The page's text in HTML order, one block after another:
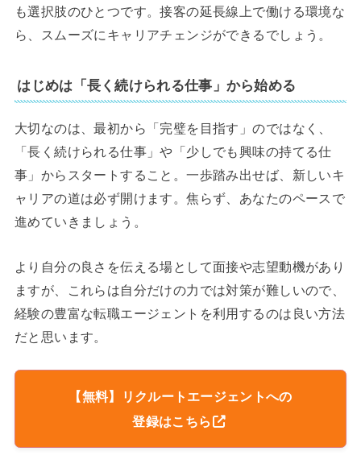
も選択肢のひとつです。接客の延長線上で働ける環境な
ら、スムーズにキャリアチェンジができるでしょう。
はじめは「長く続けられる仕事」から始める
大切なのは、最初から「完璧を目指す」のではなく、
「長く続けられる仕事」や「少しでも興味の持てる仕
事」からスタートすること。一歩踏み出せば、新しいキ
ャリアの道は必ず開けます。焦らず、あなたのペースで
進めていきましょう。
より自分の良さを伝える場として面接や志望動機があり
ますが、これらは自分だけの力では対策が難しいので、
経験の豊富な転職エージェントを利用するのは良い方法
だと思います。
【無料】リクルートエージェントへの
登録はこちら